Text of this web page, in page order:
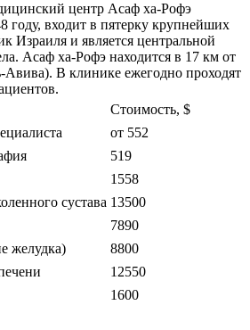
центр Асаф ха-Рофэ
году, входит в пятерку крупнейших
Израиля и является центральной
Асаф ха-Рофэ находится в 17 км от
Авива). В клинике ежегодно проходят
Стоимость, $
от 552
519
1558
сустава 13500
7890
желудка)
8800
12550
1600